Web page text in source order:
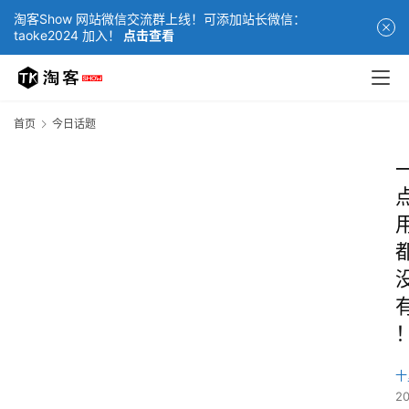
淘客Show 网站微信交流群上线！可添加站长微信：
taoke2024 加入！
点击查看
首页 今日话题